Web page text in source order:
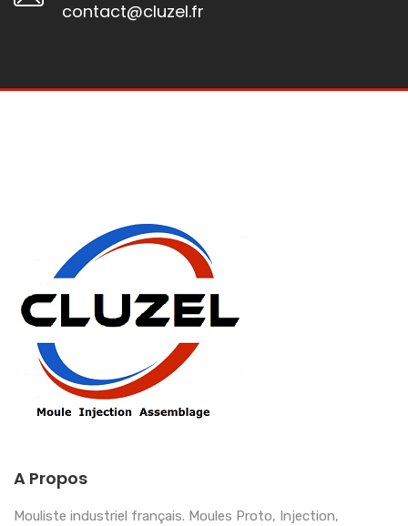
contact@cluzel.fr
A Propos
Mouliste industriel français. Moules Proto, Injection,